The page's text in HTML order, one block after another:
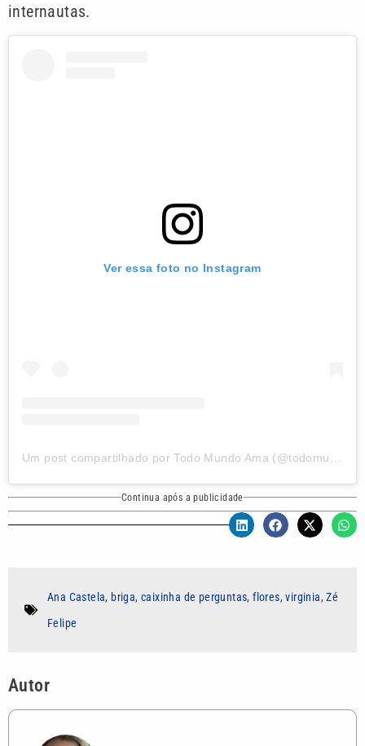
internautas.
Ver essa foto no Instagram
Continua após a publicidade
Ana Castela, briga,caixinha de perguntas,flores,virginia,Zé
Felipe
Autor